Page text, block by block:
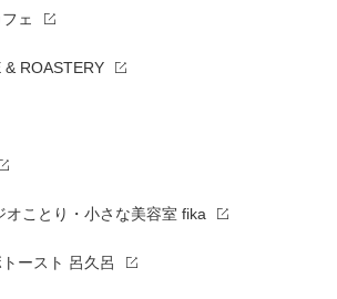
ェ
ROASTERY
オことり・小さな美容室 fika
ースト 呂久呂